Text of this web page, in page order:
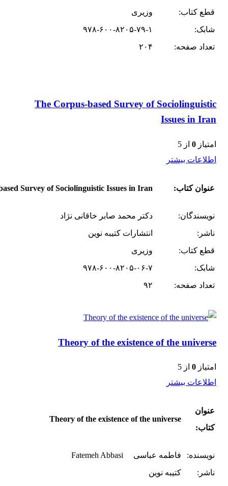
قطع کتاب:
وزیری
شابک:
۹۷۸-۶۰۰-۸۲۰۵-۷۹-۱
تعداد صفحه:
۲۰۴
The Corpus-based Survey of Sociolinguistic
Issues in Iran
امتیاز 0 از 5
اطلاعات بیشتر
عنوان کتاب: Survey of Sociolinguistic Issues in Iran
نویسندگان:
دکتر محمد صابر خاقانی نژاد
ناشر:
انتشارات کتیبه نوین
قطع کتاب:
وزیری
شابک:
۹۷۸-۶۰۰-۸۲۰۵-۰۶-۷
تعداد صفحه:
۹۲
Theory of the existence of the universe
امتیاز 0 از 5
اطلاعات بیشتر
عنوان
کتاب:
Theory of the existence of the universe
نویسنده:
فاطمه عباسی Fatemeh Abbasi
ناشر:
کتیبه نوین